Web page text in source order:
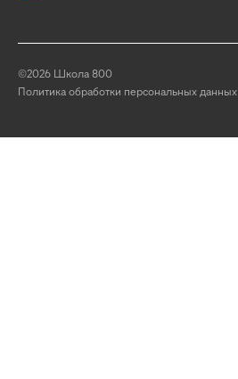
©2026 Школа 800
Политика обработки персональных данных